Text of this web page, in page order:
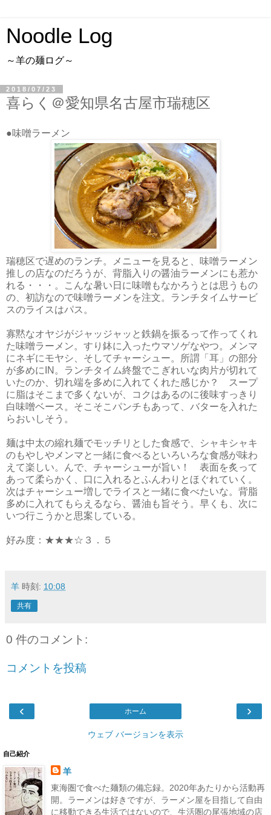
Noodle Log
～羊の麺ログ～
2018/07/23
喜らく＠愛知県名古屋市瑞穂区
●味噌ラーメン
瑞穂区で遅めのランチ。メニューを見ると、味噌ラーメン
推しの店なのだろうが、背脂入りの醤油ラーメンにも惹か
れる・・・。こんな暑い日に味噌もなかろうとは思うもの
の、初訪なので味噌ラーメンを注文。ランチタイムサービ
スのライスはパス。
寡黙なオヤジがジャッジャッと鉄鍋を振るって作ってくれ
た味噌ラーメン。すり鉢に入ったウマソゲなやつ。メンマ
にネギにモヤシ、そしてチャーシュー。所謂「耳」の部分
が多めにIN。ランチタイム終盤でこぎれいな肉片が切れて
いたのか、切れ端を多めに入れてくれた感じか？ スープ
に脂はそこまで多くないが、コクはあるのに後味すっきり
白味噌ベース。そこそこパンチもあって、バターを入れた
らおいしそう。
麺は中太の縮れ麺でモッチリとした食感で、シャキシャキ
のもやしやメンマと一緒に食べるといろいろな食感が味わ
えて楽しい。んで、チャーシューが旨い！ 表面を炙って
あって柔らかく、口に入れるとふんわりとほぐれていく。
次はチャーシュー増しでライスと一緒に食べたいな。背脂
多めに入れてもらえるなら、醤油も旨そう。早くも、次に
いつ行こうかと思案している。
好み度：★★★☆３．５
羊 時刻: 10:08
共有
0 件のコメント:
コメントを投稿
‹ ›
ホーム
ウェブ バージョンを表示
自己紹介
羊
東海圏で食べた麺類の備忘録。2020年あたりから活動再
開。ラーメンは好きですが、ラーメン屋を目指して自由
に移動できる生活ではないので、生活圏の尾張地域の店